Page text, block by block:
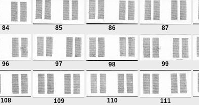
84 85 86 87
96 97 98 99
108 109 110 111